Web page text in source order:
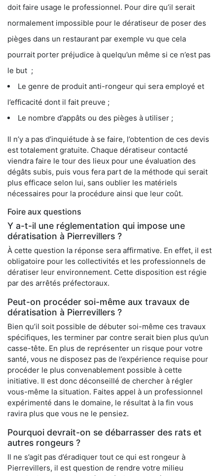
doit faire usage le professionnel. Pour dire qu’il serait
normalement impossible pour le dératiseur de poser des
pièges dans un restaurant par exemple vu que cela
pourrait porter préjudice à quelqu’un même si ce n’est pas
le but ;
Le genre de produit anti-rongeur qui sera employé et
l’efficacité dont il fait preuve ;
Le nombre d’appâts ou des pièges à utiliser ;
Il n’y a pas d’inquiétude à se faire, l’obtention de ces devis
est totalement gratuite. Chaque dératiseur contacté
viendra faire le tour des lieux pour une évaluation des
dégâts subis, puis vous fera part de la méthode qui serait
plus efficace selon lui, sans oublier les matériels
nécessaires pour la procédure ainsi que leur coût.
Foire aux questions
Y a-t-il une réglementation qui impose une
dératisation à Pierrevillers ?
À cette question la réponse sera affirmative. En effet, il est
obligatoire pour les collectivités et les professionnels de
dératiser leur environnement. Cette disposition est régie
par des arrêtés préfectoraux.
Peut-on procéder soi-même aux travaux de
dératisation à Pierrevillers ?
Bien qu’il soit possible de débuter soi-même ces travaux
spécifiques, les terminer par contre serait bien plus qu’un
casse-tête. En plus de représenter un risque pour votre
santé, vous ne disposez pas de l’expérience requise pour
procéder le plus convenablement possible à cette
initiative. Il est donc déconseillé de chercher à régler
vous-même la situation. Faites appel à un professionnel
expérimenté dans le domaine, le résultat à la fin vous
ravira plus que vous ne le pensiez.
Pourquoi devrait-on se débarrasser des rats et
autres rongeurs ?
Il ne s’agit pas d’éradiquer tout ce qui est rongeur à
Pierrevillers, il est question de rendre votre milieu